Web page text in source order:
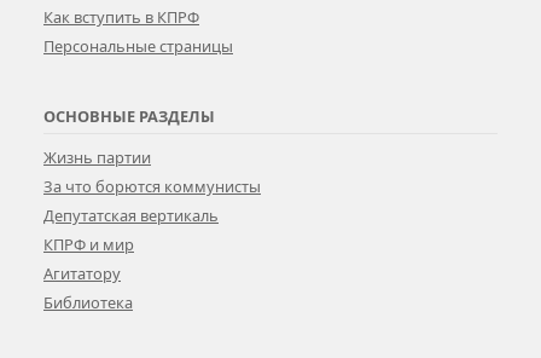
Как вступить в КПРФ
Персональные страницы
ОСНОВНЫЕ РАЗДЕЛЫ
Жизнь партии
За что борются коммунисты
Депутатская вертикаль
КПРФ и мир
Агитатору
Библиотека